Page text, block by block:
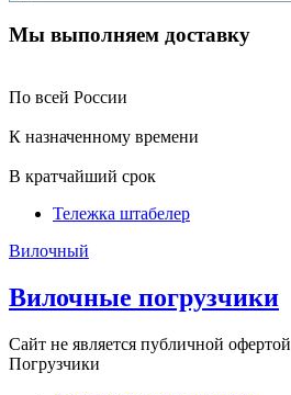
Мы выполняем доставку
По всей России
К назначенному времени
В кратчайший срок
Тележка штабелер
Вилочный
Вилочные погрузчики
Сайт не является публичной офертой
Погрузчики